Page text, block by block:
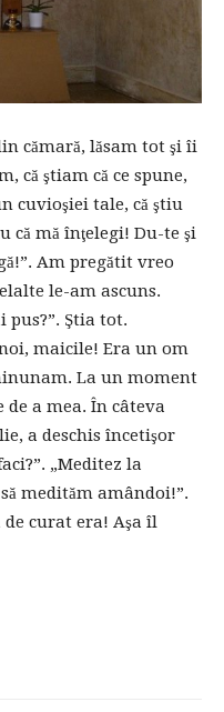
cămară, lăsam tot şi îi
că ştiam că ce spune,
cuvioşiei tale, că ştiu
că mă înţelegi! Du-te şi
Am pregătit vreo
le-am ascuns.
pus?”. Ştia tot.
maicile! Era un om
La un moment
a mea. În câteva
a deschis încetişor
„Meditez la
medităm amândoi!”.
de curat era! Aşa îl